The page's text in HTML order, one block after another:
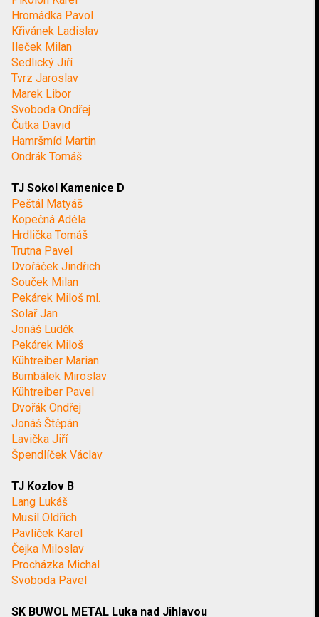
Hromádka Pavol
Křivánek Ladislav
Ileček Milan
Sedlický Jiří
Tvrz Jaroslav
Marek Libor
Svoboda Ondřej
Čutka David
Hamršmíd Martin
Ondrák Tomáš
TJ Sokol Kamenice D
Peštál Matyáš
Kopečná Adéla
Hrdlička Tomáš
Trutna Pavel
Dvořáček Jindřich
Souček Milan
Pekárek Miloš ml.
Solař Jan
Jonáš Luděk
Pekárek Miloš
Kühtreiber Marian
Bumbálek Miroslav
Kühtreiber Pavel
Dvořák Ondřej
Jonáš Štěpán
Lavička Jiří
Špendlíček Václav
TJ Kozlov B
Lang Lukáš
Musil Oldřich
Pavlíček Karel
Čejka Miloslav
Procházka Michal
Svoboda Pavel
SK BUWOL METAL Luka nad Jihlavou